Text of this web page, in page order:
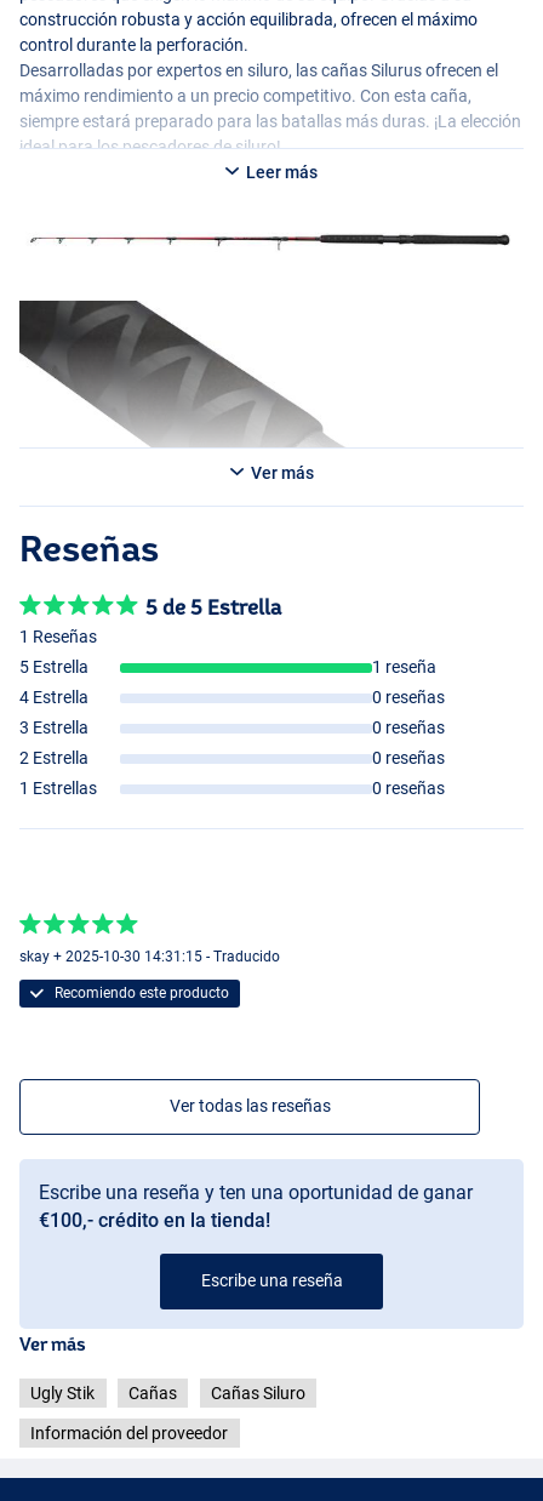
construcción robusta y acción equilibrada, ofrecen el máximo
control durante la perforación.
Desarrolladas por expertos en siluro, las cañas Silurus ofrecen el
máximo rendimiento a un precio competitivo. Con esta caña,
siempre estará preparado para las batallas más duras. ¡La elección
ideal para los pescadores de siluro!
Leer más
Ver más
Reseñas
5 de 5 Estrella
1 Reseñas
5 Estrella
1 reseña
4 Estrella
0 reseñas
3 Estrella
0 reseñas
2 Estrella
0 reseñas
1 Estrellas
0 reseñas
skay + 2025-10-30 14:31:15 - Traducido
Recomiendo este producto
Ver todas las reseñas
Escribe una reseña y ten una oportunidad de ganar
€100,- crédito en la tienda!
Escribe una reseña
Ver más
Ugly Stik Cañas Cañas Siluro
Información del proveedor